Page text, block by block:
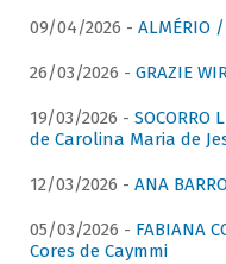
09/04/2026 - ALMÉRIO
26/03/2026 - GRAZIE
19/03/2026 -
de Carolina Maria de
12/03/2026 - ANA
05/03/2026 - FABIANA
Cores de Caymmi